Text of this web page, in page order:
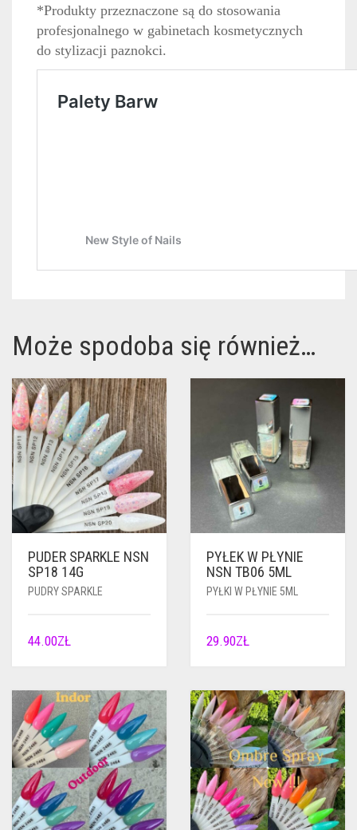
*Produkty przeznaczone są do stosowania
profesjonalnego w gabinetach kosmetycznych
do stylizacji paznokci.
Może spodoba się również…
PUDER SPARKLE NSN
SP18 14G
PUDRY SPARKLE
44.00ZŁ
PYŁEK W PŁYNIE
NSN TB06 5ML
PYŁKI W PŁYNIE 5ML
29.90ZŁ